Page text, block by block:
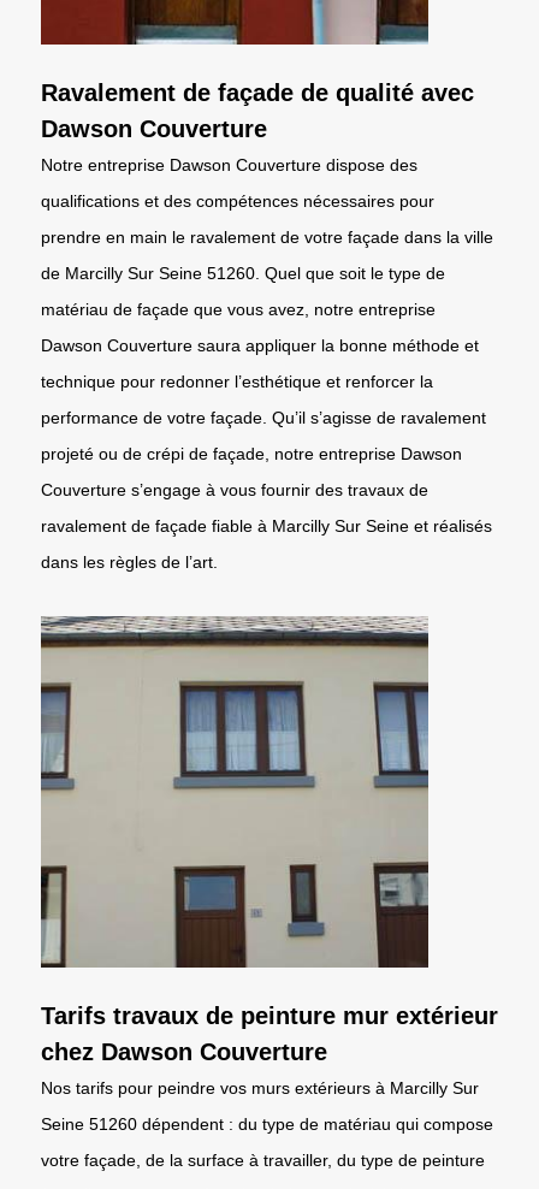
Ravalement de façade de qualité avec
Dawson Couverture
Notre entreprise Dawson Couverture dispose des
qualifications et des compétences nécessaires pour
prendre en main le ravalement de votre façade dans la ville
de Marcilly Sur Seine 51260. Quel que soit le type de
matériau de façade que vous avez, notre entreprise
Dawson Couverture saura appliquer la bonne méthode et
technique pour redonner l’esthétique et renforcer la
performance de votre façade. Qu’il s’agisse de ravalement
projeté ou de crépi de façade, notre entreprise Dawson
Couverture s’engage à vous fournir des travaux de
ravalement de façade fiable à Marcilly Sur Seine et réalisés
dans les règles de l’art.
Tarifs travaux de peinture mur extérieur
chez Dawson Couverture
Nos tarifs pour peindre vos murs extérieurs à Marcilly Sur
Seine 51260 dépendent : du type de matériau qui compose
votre façade, de la surface à travailler, du type de peinture